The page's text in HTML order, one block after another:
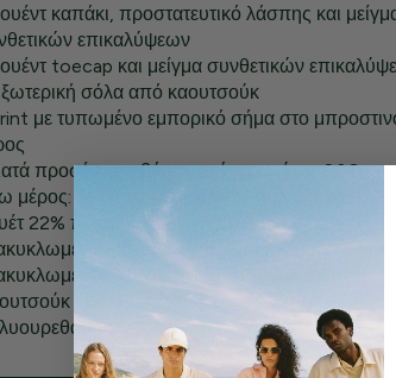
καπάκι, προστατευτικό λάσπης και
επικαλύψεων
toecap και μείγμα συνθετικών
σόλα από καουτσούκ
με τυπωμένο εμπορικό σήμα στο
προσέγγιση βάρος ανά παπούτσι: 806g
μέρος: 51% ανακυκλωμένος πολυεστέρας 27%
22% πολυουρεθάνη, επένδυση: 100%
πολυεστέρας, εσωτερική σόλα:
πολυεστέρας 30% πολυεστέρας:
56% EVA 7% Θερμοπλαστική